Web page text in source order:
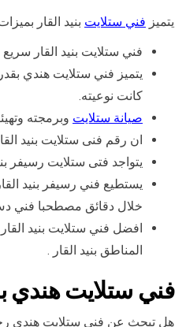
يتميز فني ستلايت بنيد القار
فني ستلايت بنيد القار
يتميز فني ستلايت هندي
كانت نوعيته.
صيانة ستلايت وبرمجته
ان رقم فنى ستلايت بنيد
يتواجد فتى ستلايت رسيفر
يستطيع فني رسيفر بنيد
خلال دقائق مصطحبا فني دش
افضل فني ستلايت بنيد
المناطق بنيد القار .
فني ستلايت هندي
هل تبحث عن فني ستلايت هندي